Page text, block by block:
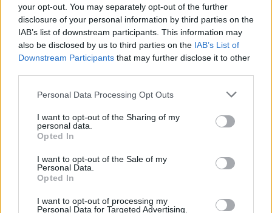
your opt-out. You may separately opt-out of the further
disclosure of your personal information by third parties on the
IAB’s list of downstream participants. This information may
also be disclosed by us to third parties on the IAB’s List of
Downstream Participants that may further disclose it to other
Personal Data Processing Opt Outs
I want to opt-out of the Sharing of my
personal data.
Opted In
I want to opt-out of the Sale of my
Personal Data.
Opted In
I want to opt-out of processing my
Personal Data for Targeted Advertising.
Black Catssarebbero pronti a mettere sul piatto 10
milioni di sterline e il cartellino diFabio Borini(24 anni)
pur di avere il giocatore ghanese, classe 1989, ex
Marsiglia, in forza ai gallesi del neo tecnicoGuidolin.
Jonathan De Guzman.
REDAZIONE
Twitter @Calciopremier